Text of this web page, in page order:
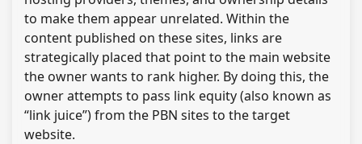
to make them appear unrelated. Within the
content published on these sites, links are
strategically placed that point to the main website
the owner wants to rank higher. By doing this, the
owner attempts to pass link equity (also known as
“link juice”) from the PBN sites to the target
website.